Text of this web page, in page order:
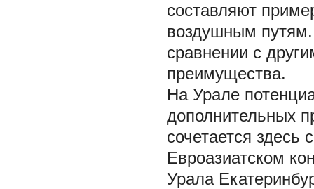
составляют
воздушным
сравнении с
преимущества.
На Урале
дополнительных
сочетается
Евроазиатском
Урала